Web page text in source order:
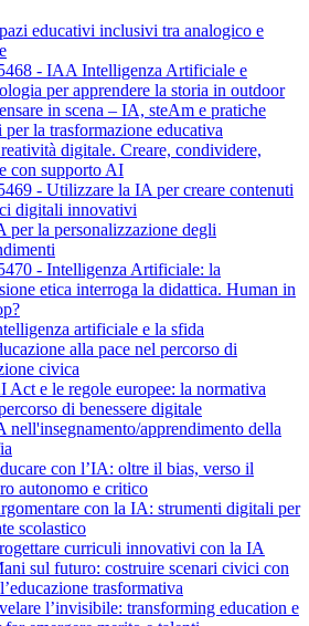
educativi inclusivi tra analogico e
- IAA Intelligenza Artificiale e
per apprendere la storia in outdoor
in scena – IA, steAm e pratiche
per la trasformazione educativa
digitale. Creare, condividere,
con supporto AI
- Utilizzare la IA per creare contenuti
digitali innovativi
per la personalizzazione degli
- Intelligenza Artificiale: la
etica interroga la didattica. Human in
artificiale e la sfida
alla pace nel percorso di
civica
Act e le regole europee: la normativa
di benessere digitale
nell'insegnamento/apprendimento della
con l’IA: oltre il bias, verso il
autonomo e critico
con la IA: strumenti digitali per
scolastico
curriculi innovativi con la IA
sul futuro: costruire scenari civici con
trasformativa
l’invisibile: transforming education e